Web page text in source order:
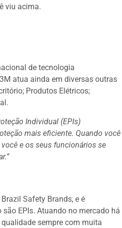
viu acima.
de tecnologia
atua ainda em diversas outras
Produtos Elétricos;
Individual (EPIs)
mais eficiente. Quando você
e os seus funcionários se
Safety Brands, e é
EPIs. Atuando no mercado há
sempre com muita